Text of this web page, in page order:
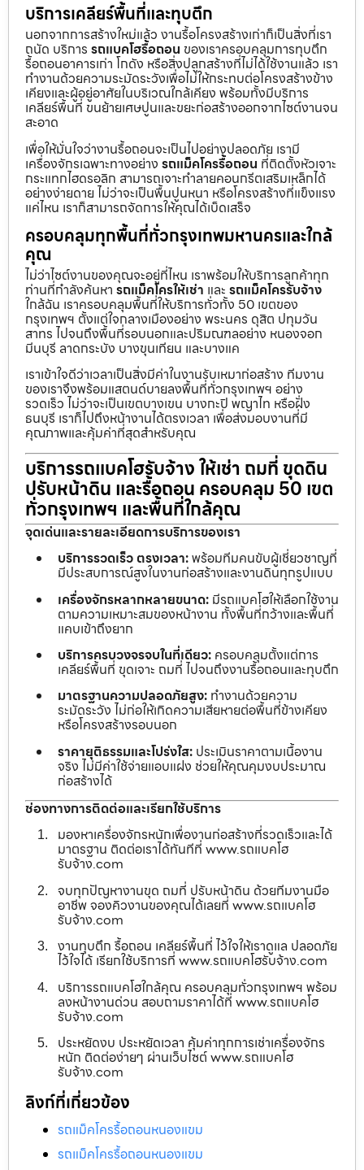
บริการเคลียร์พื้นที่และทุบตึก
นอกจากการสร้างใหม่แล้ว งานรื้อโครงสร้างเก่าก็เป็นสิ่งที่เรา
ถนัด บริการ รถแบคโฮรื้อถอน ของเราครอบคลุมการทุบตึก
รื้อถอนอาคารเก่า โกดัง หรือสิ่งปลูกสร้างที่ไม่ได้ใช้งานแล้ว เรา
ทำงานด้วยความระมัดระวังเพื่อไม่ให้กระทบต่อโครงสร้างข้าง
เคียงและผู้อยู่อาศัยในบริเวณใกล้เคียง พร้อมทั้งมีบริการ
เคลียร์พื้นที่ ขนย้ายเศษปูนและขยะก่อสร้างออกจากไซต์งานจน
สะอาด
เพื่อให้มั่นใจว่างานรื้อถอนจะเป็นไปอย่างปลอดภัย เรามี
เครื่องจักรเฉพาะทางอย่าง รถแม็คโครรื้อถอน ที่ติดตั้งหัวเจาะ
กระแทกไฮดรอลิก สามารถเจาะทำลายคอนกรีตเสริมเหล็กได้
อย่างง่ายดาย ไม่ว่าจะเป็นพื้นปูนหนา หรือโครงสร้างที่แข็งแรง
แค่ไหน เราก็สามารถจัดการให้คุณได้เบ็ดเสร็จ
ครอบคลุมทุกพื้นที่ทั่วกรุงเทพมหานครและใกล้
คุณ
ไม่ว่าไซต์งานของคุณจะอยู่ที่ไหน เราพร้อมให้บริการลูกค้าทุก
ท่านที่กำลังค้นหา รถแม็คโครให้เช่า และ รถแม็คโครรับจ้าง
ใกล้ฉัน เราครอบคลุมพื้นที่ให้บริการทั่วทั้ง 50 เขตของ
กรุงเทพฯ ตั้งแต่ใจกลางเมืองอย่าง พระนคร ดุสิต ปทุมวัน
สาทร ไปจนถึงพื้นที่รอบนอกและปริมณฑลอย่าง หนองจอก
มีนบุรี ลาดกระบัง บางขุนเทียน และบางแค
เราเข้าใจดีว่าเวลาเป็นสิ่งมีค่าในงานรับเหมาก่อสร้าง ทีมงาน
ของเราจึงพร้อมแสตนด์บายลงพื้นที่ทั่วกรุงเทพฯ อย่าง
รวดเร็ว ไม่ว่าจะเป็นเขตบางเขน บางกะปิ พญาไท หรือฝั่ง
ธนบุรี เราก็ไปถึงหน้างานได้ตรงเวลา เพื่อส่งมอบงานที่มี
คุณภาพและคุ้มค่าที่สุดสำหรับคุณ
บริการรถแบคโฮรับจ้าง ให้เช่า ถมที่ ขุดดิน
ปรับหน้าดิน และรื้อถอน ครอบคลุม 50 เขต
ทั่วกรุงเทพฯ และพื้นที่ใกล้คุณ
จุดเด่นและรายละเอียดการบริการของเรา
บริการรวดเร็ว ตรงเวลา:พร้อมทีมคนขับผู้เชี่ยวชาญที่
มีประสบการณ์สูงในงานก่อสร้างและงานดินทุกรูปแบบ
เครื่องจักรหลากหลายขนาด: มีรถแบคโฮให้เลือกใช้งาน
ตามความเหมาะสมของหน้างาน ทั้งพื้นที่กว้างและพื้นที่
แคบเข้าถึงยาก
บริการครบวงจรจบในที่เดียว: ครอบคลุมตั้งแต่การ
เคลียร์พื้นที่ ขุดเจาะ ถมที่ ไปจนถึงงานรื้อถอนและทุบตึก
มาตรฐานความปลอดภัยสูง: ทำงานด้วยความ
ระมัดระวัง ไม่ก่อให้เกิดความเสียหายต่อพื้นที่ข้างเคียง
หรือโครงสร้างรอบนอก
ราคายุติธรรมและโปร่งใส: ประเมินราคาตามเนื้องาน
จริง ไม่มีค่าใช้จ่ายแอบแฝง ช่วยให้คุณคุมงบประมาณ
ก่อสร้างได้
ช่องทางการติดต่อและเรียกใช้บริการ
มองหาเครื่องจักรหนักเพื่องานก่อสร้างที่รวดเร็วและได้
มาตรฐาน ติดต่อเราได้ทันทีที่ www.รถแบคโฮ
รับจ้าง.com
จบทุกปัญหางานขุด ถมที่ ปรับหน้าดิน ด้วยทีมงานมือ
อาชีพ จองคิวงานของคุณได้เลยที่ www.รถแบคโฮ
รับจ้าง.com
งานทุบตึก รื้อถอน เคลียร์พื้นที่ ไว้ใจให้เราดูแล ปลอดภัย
ไว้ใจได้ เรียกใช้บริการที่ www.รถแบคโฮรับจ้าง.com
บริการรถแบคโฮใกล้คุณ ครอบคลุมทั่วกรุงเทพฯ พร้อม
ลงหน้างานด่วน สอบถามราคาได้ที่ www.รถแบคโฮ
รับจ้าง.com
ประหยัดงบ ประหยัดเวลา คุ้มค่าทุกการเช่าเครื่องจักร
หนัก ติดต่อง่ายๆ ผ่านเว็บไซต์ www.รถแบคโฮ
รับจ้าง.com
ลิงก์ที่เกี่ยวข้อง
รถแม็คโครรื้อถอนหนองแขม
รถแม็คโครรื้อถอนหนองแขม